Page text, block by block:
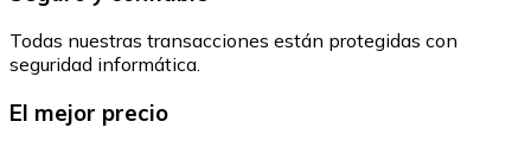
Todas nuestras transacciones están protegidas con
seguridad informática.
El mejor precio